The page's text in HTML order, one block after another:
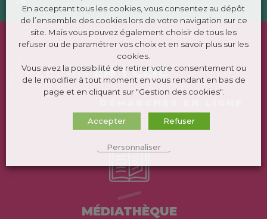
PLÉLANEN 1 CLIC
MÉDIATHÈQUE
En acceptant tous les cookies, vous consentez au dépôt
de l’ensemble des cookies lors de votre navigation sur ce
site. Mais vous pouvez également choisir de tous les
refuser ou de paramétrer vos choix et en savoir plus sur les
cookies.
Vous avez la possibilité de retirer votre consentement ou
de le modifier à tout moment en vous rendant en bas de
page et en cliquant sur "Gestion des cookies".
Accepter Refuser
Personnaliser